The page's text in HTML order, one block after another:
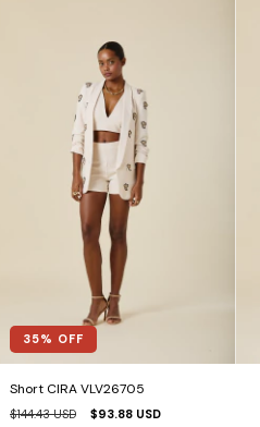
35% OFF
Short CIRA VLV26705
$144.43 USD $93.88 USD